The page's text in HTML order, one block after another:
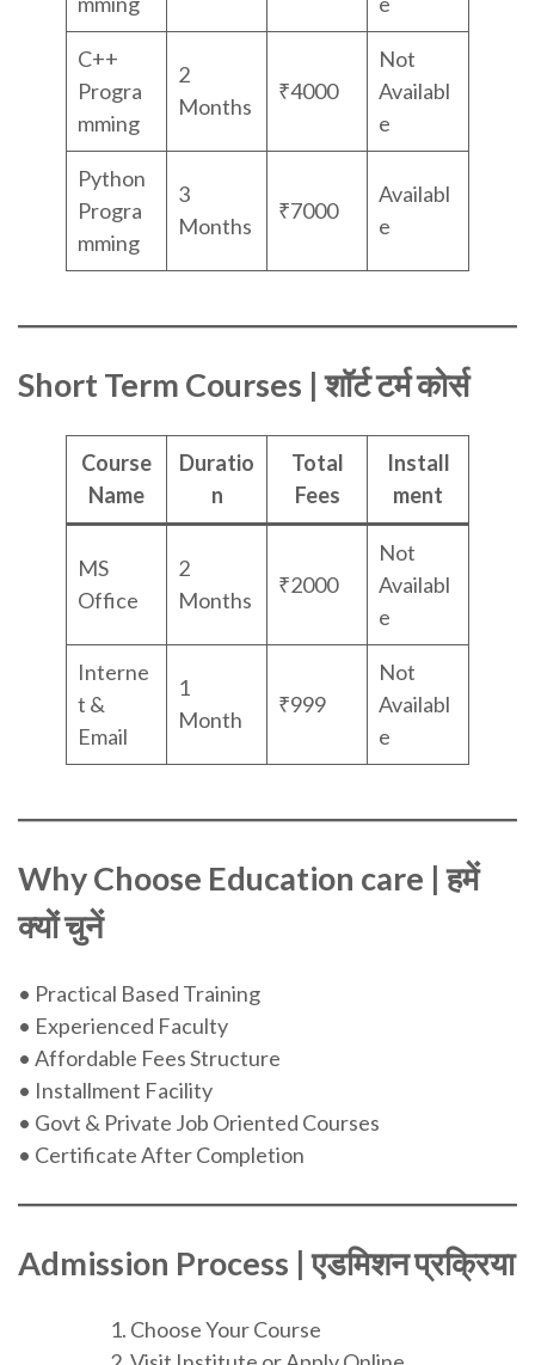
C++
Progra
mming
2
Months
₹4000
Not
Availabl
e
Python
Progra
mming
3
Months
₹7000
Availabl
e
Short Term Courses | शॉर्ट टर्म कोर्स
Course
Name
Duratio
n
Total
Fees
Install
ment
MS
Office
2
Months
₹2000
Not
Availabl
e
Interne
t &
Email
1
Month
₹999
Not
Availabl
e
Why Choose Education care | हमें
क्यों चुनें
• Practical Based Training
• Experienced Faculty
• Affordable Fees Structure
• Installment Facility
• Govt & Private Job Oriented Courses
• Certificate After Completion
Admission Process | एडमिशन प्रक्रिया
Choose Your Course